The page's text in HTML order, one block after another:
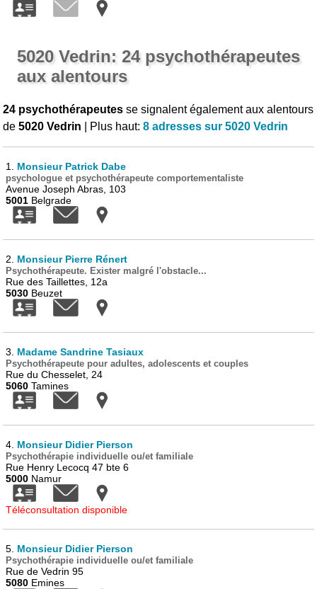
5020 Vedrin: 24 psychothérapeutes
aux alentours
24 psychothérapeutes se signalent également aux alentours
de5020 Vedrin | Plus haut:8 adresses sur 5020 Vedrin
1. Monsieur Patrick Dabe
psychologue et psychothérapeute comportementaliste
Avenue Joseph Abras, 103
5001 Belgrade
2. Monsieur Pierre Rénert
Psychothérapeute. Exister malgré l'obstacle...
Rue des Taillettes, 12a
5030 Beuzet
3. Madame Sandrine Tasiaux
Psychothérapeute pour adultes, adolescents et couples
Rue du Chesselet, 24
5060 Tamines
4. Monsieur Didier Pierson
Psychothérapie individuelle ou/et familiale
Rue Henry Lecocq 47 bte 6
5000 Namur
Téléconsultation disponible
5. Monsieur Didier Pierson
Psychothérapie individuelle ou/et familiale
Rue de Vedrin 95
5080 Emines